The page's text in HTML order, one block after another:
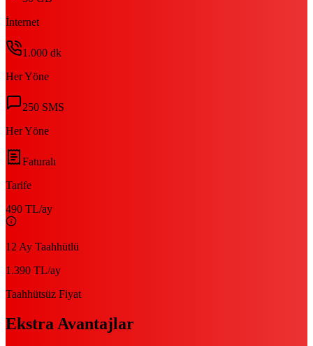
İnternet
1.000 dk
Her Yöne
250 SMS
Her Yöne
Faturalı
Tarife
490 TL/ay
12 Ay Taahhütlü
1.390 TL/ay
Taahhütsüz Fiyat
Ekstra Avantajlar